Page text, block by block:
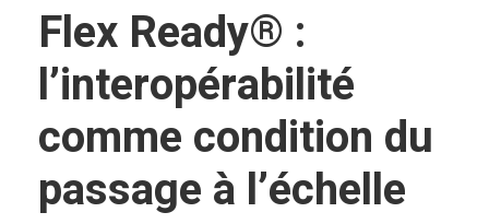
Flex Ready® :
l’interopérabilité
comme condition du
passage à l’échelle